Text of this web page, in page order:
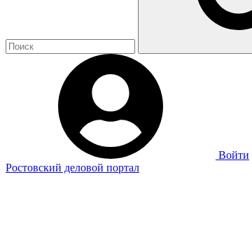
Войти
Ростовский деловой портал